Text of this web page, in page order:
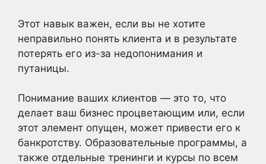
Этот навык важен, если вы не хотите
неправильно понять клиента и в результате
потерять его из-за недопонимания и
путаницы.
Понимание ваших клиентов — это то, что
делает ваш бизнес процветающим или, если
этот элемент опущен, может привести его к
банкротству. Образовательные программы, а
также отдельные тренинги и курсы по всем